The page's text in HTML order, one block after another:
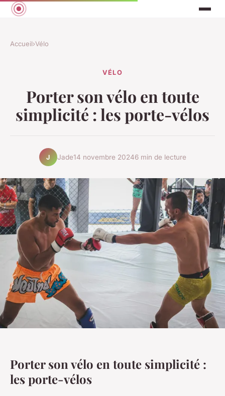
Accueil›Vélo
VÉLO
Porter son vélo en toute
simplicité : les porte-vélos
J Jade14 novembre 20246 min de lecture
Porter son vélo en toute simplicité :
les porte-vélos